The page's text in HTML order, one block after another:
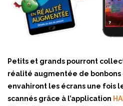
Petits et grands pourront
réalité augmentée de bonbons
envahiront les écrans une fois
scannés grâce à l’application